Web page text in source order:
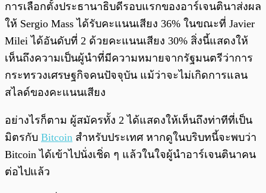
การเลือกตั้งประธานาธิบดีรอบแรกของอาร์เจนตินาส่งผล
ให้ Sergio Mass ได้รับคะแนนเสียง 36% ในขณะที่ Javier
Milei ได้อันดับที่ 2 ด้วยคะแนนเสียง 30% สิ่งนี้แสดงให้
เห็นถึงความเป็นผู้นำที่มีความหมายจากรัฐมนตรีว่าการ
กระทรวงเศรษฐกิจคนปัจจุบัน แม้ว่าจะไม่เกิดการแลน
สไลด์ของคะแนนเสียง
อย่างไรก็ตาม ผู้สมัครทั้ง 2 ได้แสดงให้เห็นถึงท่าทีที่เป็น
มิตรกับ Bitcoin สำหรับประเทศ หากดูในบริบทนี้จะพบว่า
Bitcoin ได้เข้าไปนั่งเชิ่ด ๆ แล้วในใจผู้นำอาร์เจนตินาคน
ต่อไปแล้ว